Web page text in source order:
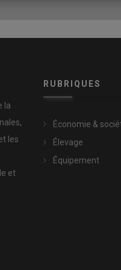
figure d’ailleurs parmi
la
les
et
RUBRIQUES
Économie &
Élevage
Équipement